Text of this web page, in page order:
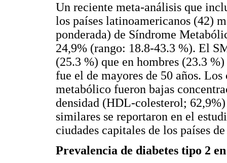
Un reciente meta-análisis que
los países latinoamericanos (42)
ponderada) de Síndrome
24,9% (rango: 18.8-43.3 %). El
(25.3 %) que en hombres (23.3
fue el de mayores de 50 años.
metabólico fueron bajas
densidad (HDL-colesterol;
similares se reportaron en el
ciudades capitales de los países
Prevalencia de diabetes tipo 2